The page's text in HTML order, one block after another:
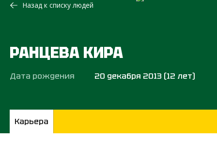
Назад к списку людей
РАНЦЕВА КИРА
Дата рождения 20 декабря 2013 (12 лет)
Карьера